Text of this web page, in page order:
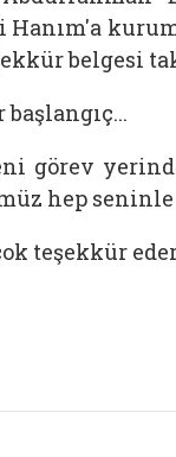
Hanım'a
belgesi
görev
hep seninle
teşekkür